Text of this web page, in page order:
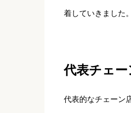
着していきました。
代表チェ
代表的なチェーン